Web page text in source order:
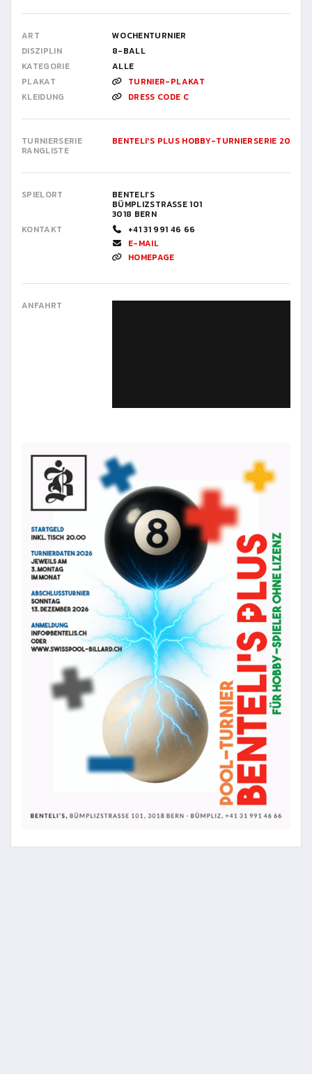
ART
WOCHENTURNIER
DISZIPLIN
8-BALL
KATEGORIE
ALLE
PLAKAT
TURNIER-PLAKAT
KLEIDUNG
DRESS CODE C
TURNIERSERIE
RANGLISTE
BENTELI'S PLUS HOBBY-TURNIERSERIE 2026
SPIELORT BENTELI’S
BÜMPLIZSTRASSE 101
3018 BERN
KONTAKT
+41 31 991 46 66
E-MAIL
HOMEPAGE
ANFAHRT